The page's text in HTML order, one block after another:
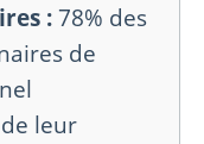
:78% des
de
leur